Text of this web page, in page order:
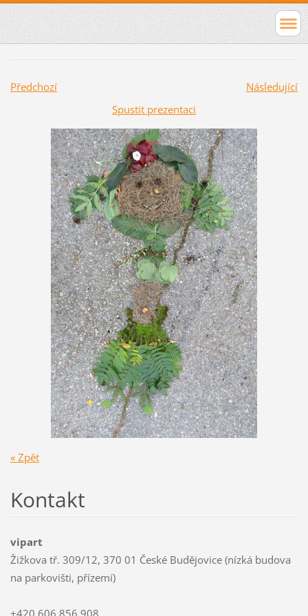
Předchozí
Následující
Spustit prezentaci
« Zpět
Kontakt
vipart
Žižkova tř. 309/12, 370 01 České Budějovice (nízká budova
na parkovišti, přízemí)
+420 606 856 908